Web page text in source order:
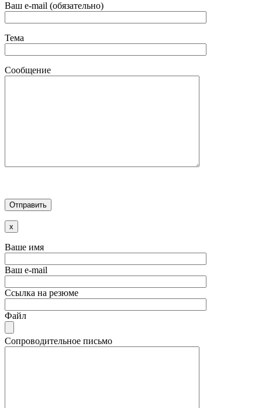
Ваш e-mail (обязательно)
Тема
Сообщение
x
Ваше имя
Ваш e-mail
Ссылка на резюме
Файл
Сопроводительное письмо